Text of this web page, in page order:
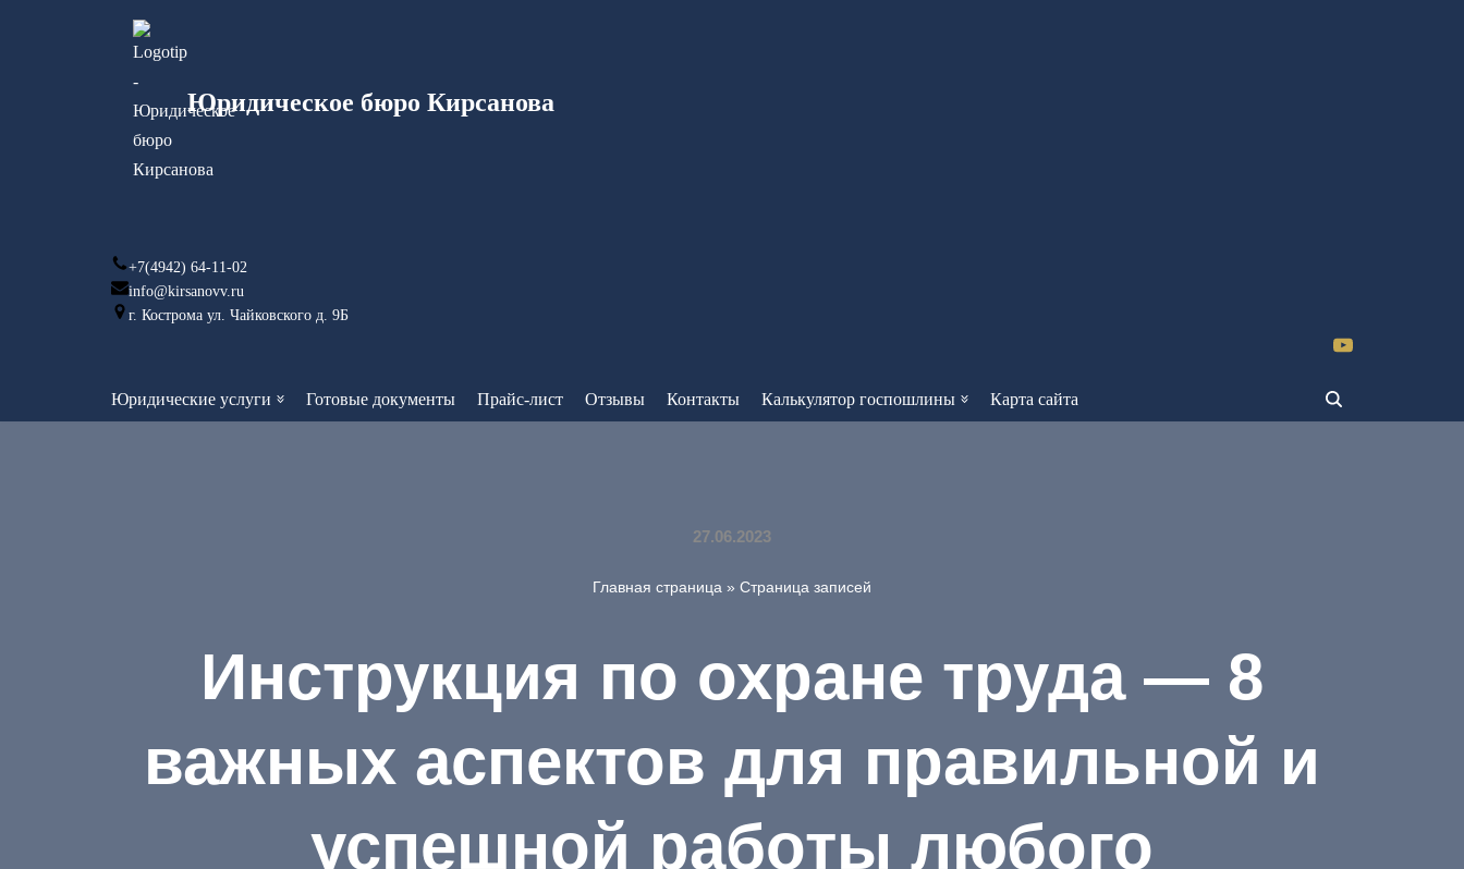
Юридическое бюро Кирсанова
+7(4942) 64-11-02
info@kirsanovv.ru
г. Кострома ул. Чайковского д. 9Б
Юридические услуги Готовые документы Прайс-лист Отзывы Контакты Калькулятор госпошлины Карта сайта
27.06.2023
Главная страница » Страница записей
Инструкция по охране труда — 8
важных аспектов для правильной и
успешной работы любого